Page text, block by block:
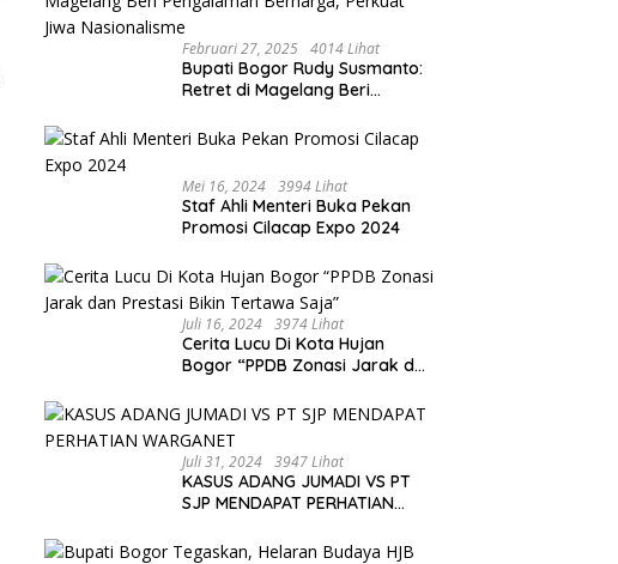
Februari 27, 2025 4014 Lihat
Bupati Bogor Rudy Susmanto:
Retret di Magelang Beri
Jiwa Nasionalisme
Mei 16, 2024 3994 Lihat
Staf Ahli Menteri Buka Pekan
Promosi Cilacap Expo 2024
Juli 16, 2024 3974 Lihat
Cerita Lucu Di Kota Hujan
Bogor “PPDB Zonasi Jarak dan
Juli 31, 2024 3947 Lihat
KASUS ADANG JUMADI VS PT
SJP MENDAPAT PERHATIAN